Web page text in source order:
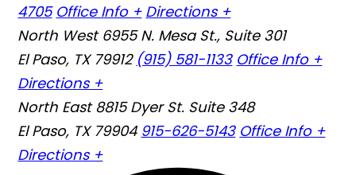
4705 Office Info + Directions +
North West 6955 N. Mesa St., Suite 301
El Paso, TX 79912 (915) 581-1133 Office Info +
Directions +
North East 8815 Dyer St. Suite 348
El Paso, TX 79904 915-626-5143 Office Info +
Directions +